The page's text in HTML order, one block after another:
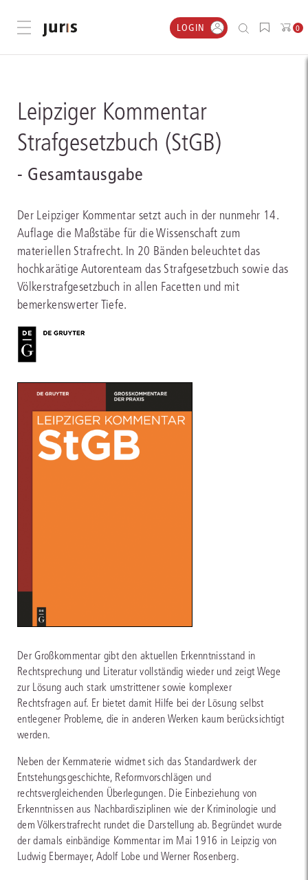
Menü öffnen LOGIN 0
Leipziger Kommentar
Strafgesetzbuch (StGB)
- Gesamtausgabe
Der Leipziger Kommentar setzt auch in der nunmehr 14.
Auflage die Maßstäbe für die Wissenschaft zum
materiellen Strafrecht. In 20 Bänden beleuchtet das
hochkarätige Autorenteam das Strafgesetzbuch sowie das
Völkerstrafgesetzbuch in allen Facetten und mit
bemerkenswerter Tiefe.
Der Großkommentar gibt den aktuellen Erkenntnisstand in
Rechtsprechung und Literatur vollständig wieder und zeigt Wege
zur Lösung auch stark umstrittener sowie komplexer
Rechtsfragen auf. Er bietet damit Hilfe bei der Lösung selbst
entlegener Probleme, die in anderen Werken kaum berücksichtigt
werden.
Neben der Kernmaterie widmet sich das Standardwerk der
Entstehungsgeschichte, Reformvorschlägen und
rechtsvergleichenden Überlegungen. Die Einbeziehung von
Erkenntnissen aus Nachbardisziplinen wie der Kriminologie und
dem Völkerstrafrecht rundet die Darstellung ab. Begründet wurde
der damals einbändige Kommentar im Mai 1916 in Leipzig von
Ludwig Ebermayer, Adolf Lobe und Werner Rosenberg.